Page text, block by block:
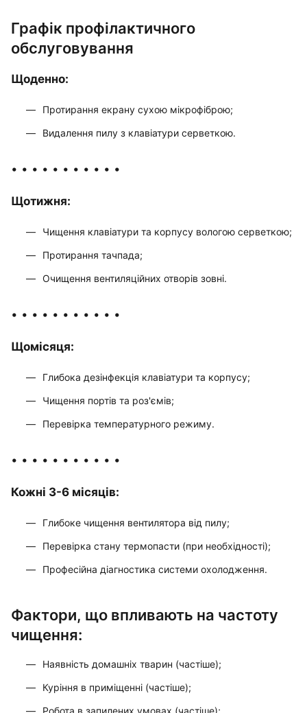
Графік профілактичного
обслуговування
Щоденно:
Протирання екрану сухою мікрофіброю;
Видалення пилу з клавіатури серветкою.
• • • • • • • • • • •
Щотижня:
Чищення клавіатури та корпусу вологою серветкою;
Протирання тачпада;
Очищення вентиляційних отворів зовні.
• • • • • • • • • • •
Щомісяця:
Глибока дезінфекція клавіатури та корпусу;
Чищення портів та роз'ємів;
Перевірка температурного режиму.
• • • • • • • • • • •
Кожні 3-6 місяців:
Глибоке чищення вентилятора від пилу;
Перевірка стану термопасти (при необхідності);
Професійна діагностика системи охолодження.
Фактори, що впливають на частоту
чищення:
Наявність домашніх тварин (частіше);
Куріння в приміщенні (частіше);